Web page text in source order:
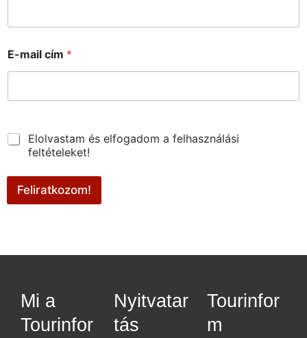
E-mail cím *
*
Elolvastam és elfogadom a felhasználási
feltételeket!
Feliratkozom!
Mi a
Tourinfor
Nyitvatar
tás
Tourinfor
m